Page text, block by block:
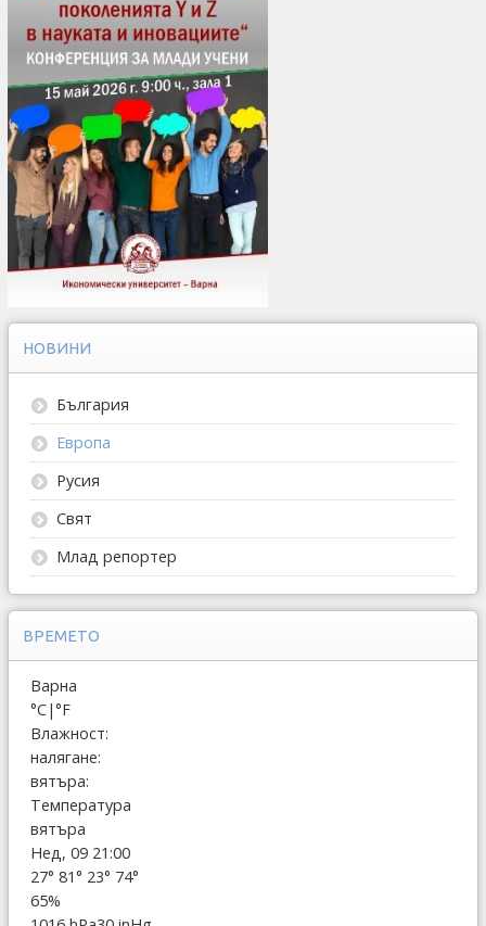
НОВИНИ
България
Европа
Русия
Свят
Млад репортер
ВРЕМЕТО
Варна
°C|°F
Влажност:
налягане:
вятъра:
Температура
вятъра
Нед, 09 21:00
27° 81° 23° 74°
65%